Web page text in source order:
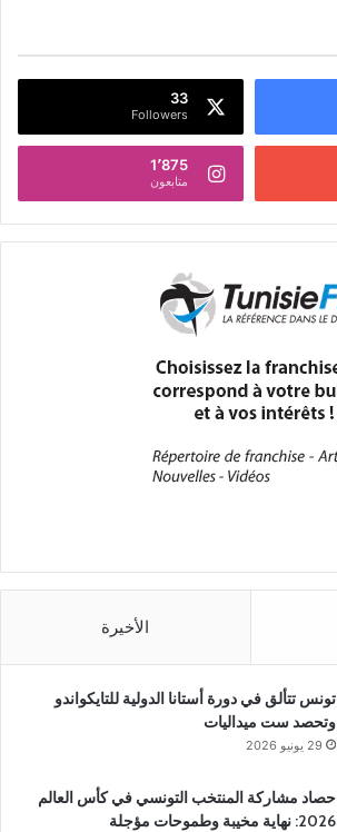
33
Followers
1٬875
متابعون
الأخيرة
تونس تتألق في دورة أستانا الدولية للتايكواندو
وتحصد ست ميداليات
29 يونيو 2026
حصاد مشاركة المنتخب التونسي في كأس العالم
2026: نهاية مخيبة وطموحات مؤجلة